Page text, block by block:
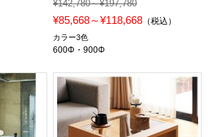
¥142,780～¥197,780
¥85,668～¥118,668 （税込）
カラー3色
600Φ・900Φ